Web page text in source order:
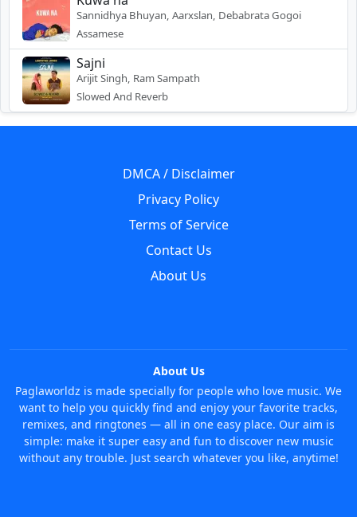
Sannidhya Bhuyan, Aarxslan, Debabrata Gogoi
Assamese
Sajni
Arijit Singh, Ram Sampath
Slowed And Reverb
DMCA / Disclaimer
Privacy Policy
Terms of Service
Contact Us
About Us
About Us
Paglaworldz is made specially for people who love music. We
want to help you quickly find and enjoy your favorite tracks,
remixes, and ringtones — all in one easy place. Our aim is
simple: make it super easy and fun to discover new music
without any trouble. Just search whatever you like, anytime!